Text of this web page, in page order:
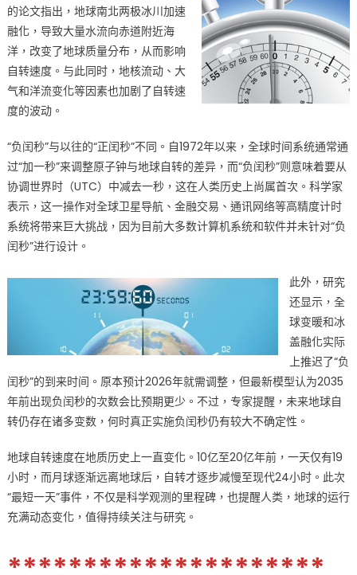
的论文指出，地球南北两极冰川加速
融化，导致大量水流向赤道附近海
洋，改变了地球质量分布，从而影响
自转速度。与此同时，地核流动、大
气和洋流变化等因素也加剧了自转速
度的波动。
“负闰秒”与以往的“正闰秒”不同。自1972年以来，全球时间系统通常通
过“加一秒”来调整原子钟与地球自转的差异，而“负闰秒”则意味着要从
协调世界时（UTC）中减去一秒，这在人类历史上尚属首次。科学家
表示，这一操作对全球卫星导航、金融交易、通讯网络等高精度计时
系统将带来巨大挑战，因为目前大多数计算机系统和软件并未针对“负
闰秒”进行设计。
此外，研究
还显示，全
球变暖和冰
盖融化实际
上推迟了“负
闰秒”的到来时间。原本预计2026年就需调整，但最新模型认为2035
年前出现负闰秒的次数会比预期更少。不过，专家提醒，未来地球自
转仍存在诸多变数，何时真正实施负闰秒仍有较大不确定性。
地球自转速度在地质历史上一直变化。10亿至20亿年前，一天仅有19
小时，而月球逐渐远离地球后，自转才逐步减慢至现代24小时。此次
“最短一天”事件，不仅是科学观测的里程碑，也提醒人类，地球的运行
充满动态变化，值得持续关注与研究。